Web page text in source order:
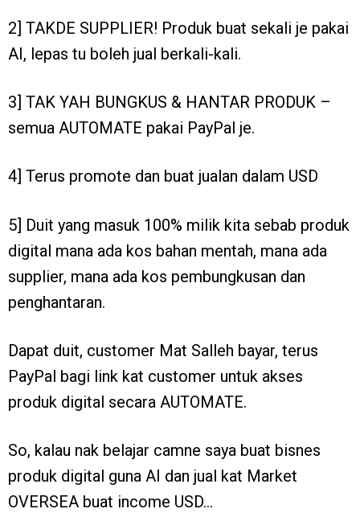
2] TAKDE SUPPLIER! Produk buat sekali je pakai
AI, lepas tu boleh jual berkali-kali.
3] TAK YAH BUNGKUS & HANTAR PRODUK –
semua AUTOMATE pakai PayPal je.
4] Terus promote dan buat jualan dalam USD
5] Duit yang masuk 100% milik kita sebab produk
digital mana ada kos bahan mentah, mana ada
supplier, mana ada kos pembungkusan dan
penghantaran.
Dapat duit, customer Mat Salleh bayar, terus
PayPal bagi link kat customer untuk akses
produk digital secara AUTOMATE.
So, kalau nak belajar camne saya buat bisnes
produk digital guna AI dan jual kat Market
OVERSEA buat income USD…